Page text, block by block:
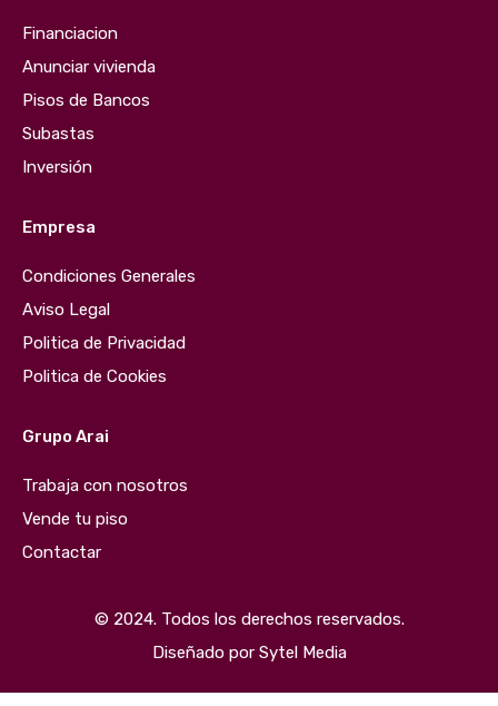
Financiacion
Anunciar vivienda
Pisos de Bancos
Subastas
Inversión
Empresa
Condiciones Generales
Aviso Legal
Politica de Privacidad
Politica de Cookies
Grupo Arai
Trabaja con nosotros
Vende tu piso
Contactar
© 2024. Todos los derechos reservados.
Diseñado por Sytel Media